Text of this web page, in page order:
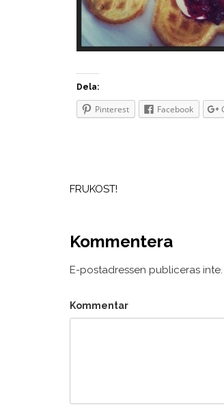
Dela:
Pinterest Facebook
FRUKOST!
Kommentera
E-postadressen publiceras inte.
Kommentar